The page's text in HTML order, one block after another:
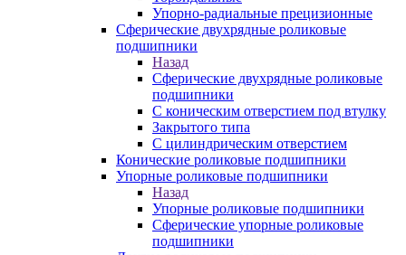
Упорно-радиальные прецизионные
Сферические двухрядные роликовые
подшипники
Назад
Сферические двухрядные роликовые
подшипники
С коническим отверстием под втулку
Закрытого типа
С цилиндрическим отверстием
Конические роликовые подшипники
Упорные роликовые подшипники
Назад
Упорные роликовые подшипники
Сферические упорные роликовые
подшипники